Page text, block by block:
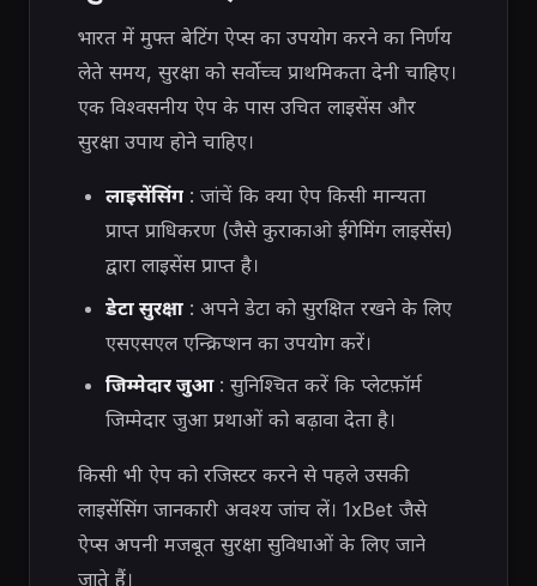
भारत में मुफ्त बेटिंग ऐप्स का उपयोग करने का निर्णय
लेते समय, सुरक्षा को सर्वोच्च प्राथमिकता देनी चाहिए।
एक विश्वसनीय ऐप के पास उचित लाइसेंस और
सुरक्षा उपाय होने चाहिए।
लाइसेंसिंग: जांचें कि क्या ऐप किसी मान्यता
प्राप्त प्राधिकरण (जैसे कुराकाओ ईगेमिंग लाइसेंस)
द्वारा लाइसेंस प्राप्त है।
डेटा सुरक्षा: अपने डेटा को सुरक्षित रखने के लिए
एसएसएल एन्क्रिप्शन का उपयोग करें।
जिम्मेदार जुआ: सुनिश्चित करें कि प्लेटफ़ॉर्म
जिम्मेदार जुआ प्रथाओं को बढ़ावा देता है।
किसी भी ऐप को रजिस्टर करने से पहले उसकी
लाइसेंसिंग जानकारी अवश्य जांच लें। 1xBet जैसे
ऐप्स अपनी मजबूत सुरक्षा सुविधाओं के लिए जाने
जाते हैं।